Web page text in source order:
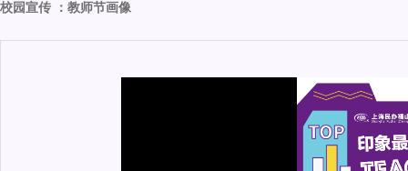
校园宣传 ：教师节画像